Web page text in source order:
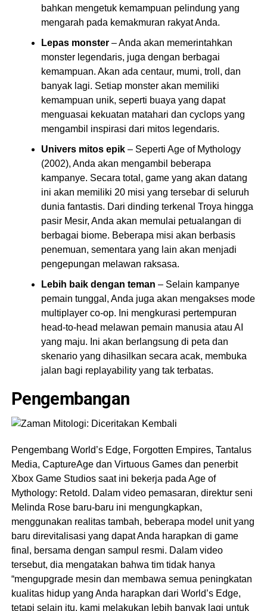
bahkan mengetuk kemampuan pelindung yang
mengarah pada kemakmuran rakyat Anda.
Lepas monster– Anda akan memerintahkan
monster legendaris, juga dengan berbagai
kemampuan. Akan ada centaur, mumi, troll, dan
banyak lagi. Setiap monster akan memiliki
kemampuan unik, seperti buaya yang dapat
menguasai kekuatan matahari dan cyclops yang
mengambil inspirasi dari mitos legendaris.
Univers mitos epik – Seperti Age of Mythology
(2002), Anda akan mengambil beberapa
kampanye. Secara total, game yang akan datang
ini akan memiliki 20 misi yang tersebar di seluruh
dunia fantastis. Dari dinding terkenal Troya hingga
pasir Mesir, Anda akan memulai petualangan di
berbagai biome. Beberapa misi akan berbasis
penemuan, sementara yang lain akan menjadi
pengepungan melawan raksasa.
Lebih baik dengan teman – Selain kampanye
pemain tunggal, Anda juga akan mengakses mode
multiplayer co-op. Ini mengkurasi pertempuran
head-to-head melawan pemain manusia atau AI
yang maju. Ini akan berlangsung di peta dan
skenario yang dihasilkan secara acak, membuka
jalan bagi replayability yang tak terbatas.
Pengembangan
Pengembang World’s Edge, Forgotten Empires, Tantalus
Media, CaptureAge dan Virtuous Games dan penerbit
Xbox Game Studios saat ini bekerja pada Age of
Mythology: Retold. Dalam video pemasaran, direktur seni
Melinda Rose baru-baru ini mengungkapkan,
menggunakan realitas tambah, beberapa model unit yang
baru direvitalisasi yang dapat Anda harapkan di game
final, bersama dengan sampul resmi. Dalam video
tersebut, dia mengatakan bahwa tim tidak hanya
“mengupgrade mesin dan membawa semua peningkatan
kualitas hidup yang Anda harapkan dari World’s Edge,
tetapi selain itu, kami melakukan lebih banyak lagi untuk